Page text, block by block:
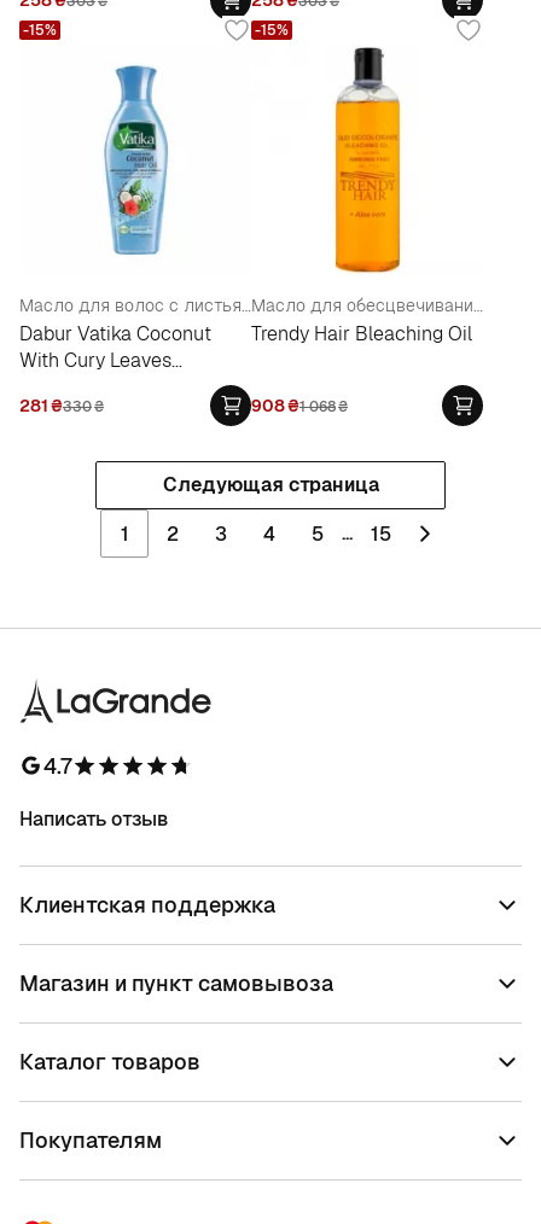
Масло для волос с листьями карри "Кокосовое"
Dabur Vatika Coconut
With Cury Leaves
281₴330₴
-15%
Масло для обесцвечивания волос
Trendy Hair Bleaching Oil
908₴1 068₴
-15%
Следующая страница
1
2 3 4 5 ... 15
4.7
Написать отзыв
Клиентская поддержка
Магазин и пункт самовывоза
Каталог товаров
Покупателям